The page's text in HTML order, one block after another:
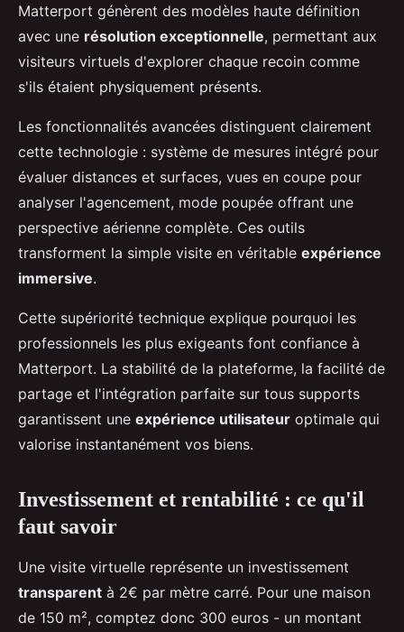
Matterport génèrent des modèles haute définition
avec une résolution exceptionnelle, permettant aux
visiteurs virtuels d'explorer chaque recoin comme
s'ils étaient physiquement présents.
Les fonctionnalités avancées distinguent clairement
cette technologie : système de mesures intégré pour
évaluer distances et surfaces, vues en coupe pour
analyser l'agencement, mode poupée offrant une
perspective aérienne complète. Ces outils
transforment la simple visite en véritable expérience
immersive.
Cette supériorité technique explique pourquoi les
professionnels les plus exigeants font confiance à
Matterport. La stabilité de la plateforme, la facilité de
partage et l'intégration parfaite sur tous supports
garantissent une expérience utilisateur optimale qui
valorise instantanément vos biens.
Investissement et rentabilité : ce qu'il
faut savoir
Une visite virtuelle représente un investissement
transparent à 2€ par mètre carré. Pour une maison
de 150 m², comptez donc 300 euros - un montant